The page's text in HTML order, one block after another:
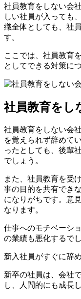
社員教育をしない会
しい社員が入っても
織全体としても、社
す。
ここでは、社員教育
としてできる対策に
社員教育をし
社員教育をしない会
を覚えられず辞めて
ったとしても、後輩
でしょう。
また、社員教育を受
事の目的を共有でき
になりがちです。意
なります。
仕事へのモチベーシ
の業績も悪化するでし
新入社員がすぐに辞
新卒の社員は、会社
し、人間的にも成長